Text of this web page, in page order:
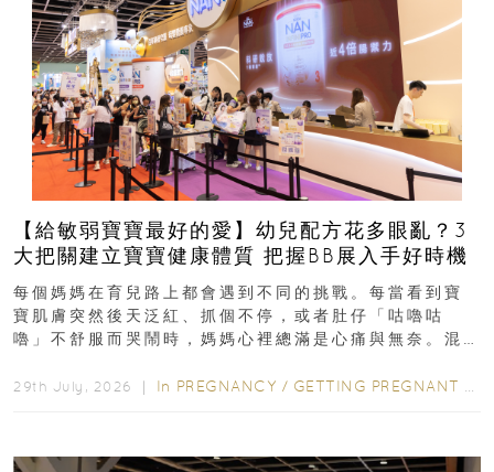
【給敏弱寶寶最好的愛】幼兒配方花多眼亂？3
大把關建立寶寶健康體質 把握BB展入手好時機
每個媽媽在育兒路上都會遇到不同的挑戰。每當看到寶
寶肌膚突然後天泛紅、抓個不停，或者肚仔「咕嚕咕
嚕」不舒服而哭鬧時，媽媽心裡總滿是心痛與無奈。混
29th July, 2026 ｜ In PREGNANCY / GETTING PREGNANT